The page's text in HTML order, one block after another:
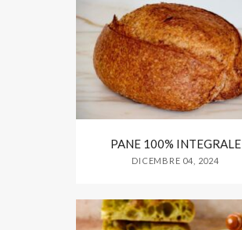
PANE 100% INTEGRALE
DICEMBRE 04, 2024